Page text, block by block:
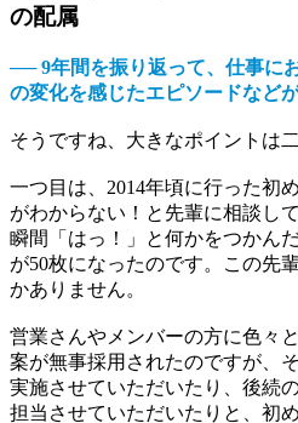
の配属
── 9年間を振り返って、仕事に
の変化を感じたエピソードなど
そうですね、大きなポイントは
一つ目は、2014年頃に行った初
がわからない！と先輩に相談し
瞬間「はっ！」と何かをつかん
が50枚になったのです。この先
かありません。
営業さんやメンバーの方に色々
案が無事採用されたのですが、
実施させていただいたり、後続
担当させていただいたりと、初